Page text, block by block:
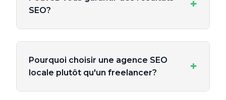
SEO?
+
Pourquoi choisir une agence SEO
locale plutôt qu'un freelancer?
+